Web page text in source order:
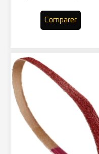
Comparer